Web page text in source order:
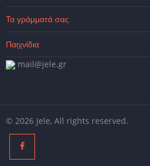
Τα γράμματά σας
Παιχνίδια
mail@jele.gr
© 2026 Jele, All rights reserved.